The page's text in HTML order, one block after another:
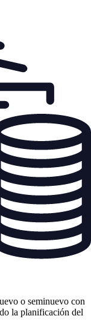
o seminuevo con
la planificación del